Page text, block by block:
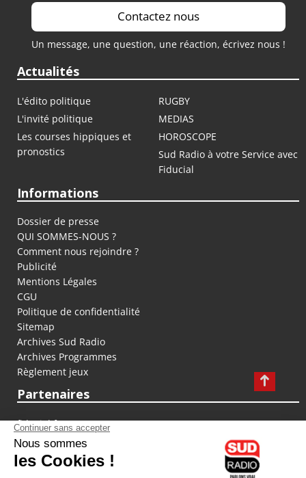
Contactez nous
Un message, une question, une réaction, écrivez nous !
Actualités
L'édito politique
RUGBY
L'invité politique
MEDIAS
Les courses hippiques et
pronostics
HOROSCOPE
Sud Radio à votre Service avec
Fiducial
Informations
Dossier de presse
QUI SOMMES-NOUS ?
Comment nous rejoindre ?
Publicité
Mentions Légales
CGU
Politique de confidentialité
Sitemap
Archives Sud Radio
Archives Programmes
Règlement jeux
Partenaires
fiducial.fr
lyoncapitale.fr
olympique-et-lyonnais.com